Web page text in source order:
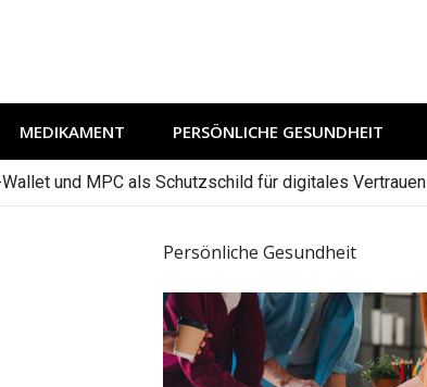
MEDIKAMENT PERSÖNLICHE GESUNDHEIT
und MPC als Schutzschild für digitales Vertrauen
Persönliche Gesundheit